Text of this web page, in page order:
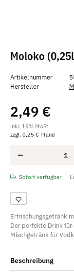
Moloko
Artikelnummer
Hersteller
2,49 €
inkl. 19% MwSt.
zzgl. 0,25 € Pfand
Sofort verfügbar
Erfrischungsgetränk
Der perfekte Drink
Mischgetränk für
Beschreibung